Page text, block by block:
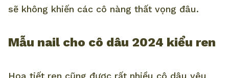
sẽ không khiến các cô nàng thất vọng đâu.
Mẫu nail cho cô dâu 2024 kiểu ren